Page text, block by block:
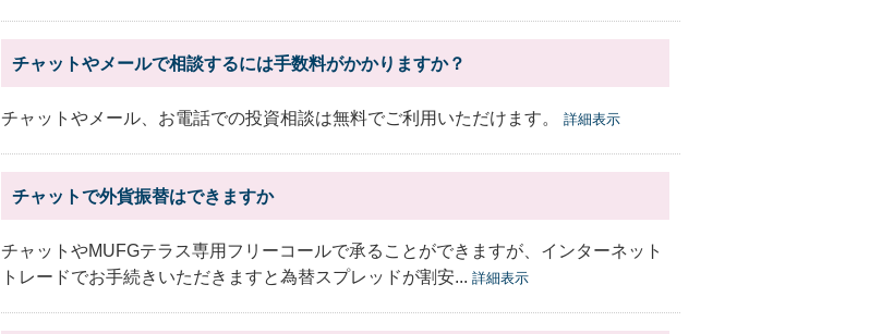
チャットやメールで相談するには手数料がかかりますか？
チャットやメール、お電話での投資相談は無料でご利用いただけます。 詳細表示
チャットで外貨振替はできますか
チャットやMUFGテラス専用フリーコールで承ることができますが、インターネット
トレードでお手続きいただきますと為替スプレッドが割安... 詳細表示